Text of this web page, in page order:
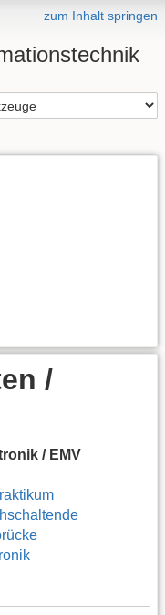
zum Inhalt springen
/
/ EMV